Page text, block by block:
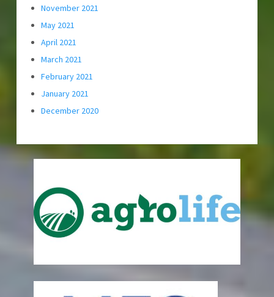
November 2021
May 2021
April 2021
March 2021
February 2021
January 2021
December 2020